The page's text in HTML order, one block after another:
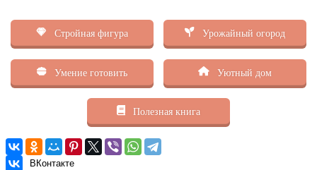
Стройная фигура Урожайный огород
Умение готовить Уютный дом
Полезная книга
ВКонтакте